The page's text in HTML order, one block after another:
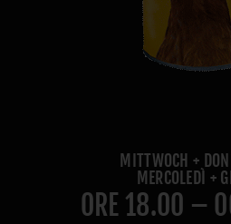
MITTWOCH +
MERCOLEDÌ +
ORE 18.00 –